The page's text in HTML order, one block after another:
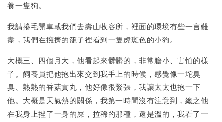
養一隻狗。
我請捲毛開車載我們去壽山收容所，裡面的環境有些一言難
盡，我們在擁擠的籠子裡看到一隻虎斑色的小狗。
大概三、四個月大，他看起來髒髒的，非常膽小、害怕的樣
子。飼養員把他抱出來交到我手上的時候，感覺像一坨臭
臭、熱熱的香菇貢丸，他好像很緊張，我讓太太也抱一下
他。大概是天氣熱的關係，我第一時間沒有注意到，總之他
在我身上挫了一身的屎，拉稀的那種，還是溫的，我看了一